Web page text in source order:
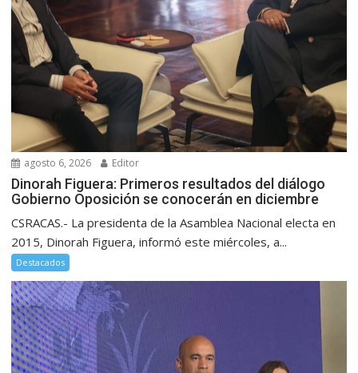
agosto 6, 2026 Editor
Dinorah Figuera: Primeros resultados del diálogo
Gobierno Oposición se conocerán en diciembre
CSRACAS.- La presidenta de la Asamblea Nacional electa en
2015, Dinorah Figuera, informó este miércoles, a...
Destacados